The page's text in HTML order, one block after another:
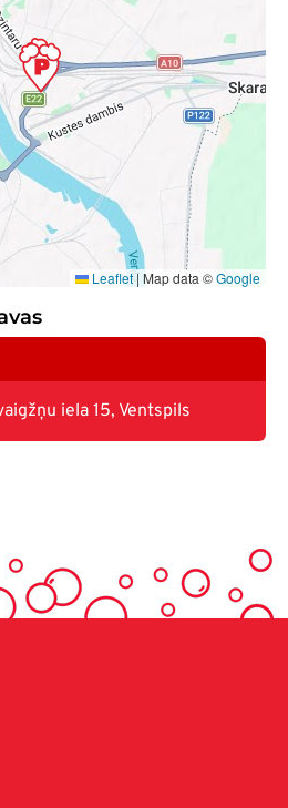
Leaflet | Map data ©Google
iela 15, Ventspils